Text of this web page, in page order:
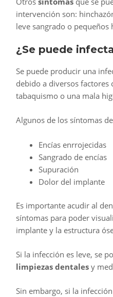
intervención son:
leve sangrado o pequeños
¿Se puede
Se puede producir una
debido a diversos factores
tabaquismo o una mala
Algunos de los síntomas
Encías enrrojecidas
Sangrado de encías
Supuración
Dolor del implante
Es importante acudir al
síntomas para poder
implante y la estructura
Si la infección es leve, se
limpiezas dentales y
Sin embargo, si la